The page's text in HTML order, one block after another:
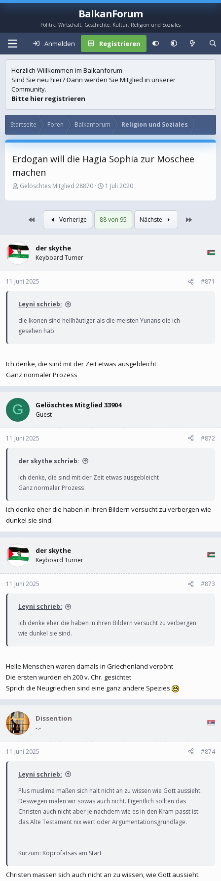
BalkanForum
Politik, Wirtschaft, Geschichte, Kultur, Religion und Soziales
Anmelden Registrieren
Herzlich Willkommen im Balkanforum
Sind Sie neu hier? Dann werden Sie Mitglied in unserer
Community.
Bitte hier registrieren
Startseite Foren Balkanforum Religion und Soziales
Erdogan will die Hagia Sophia zur Moschee
machen
E
s
e
r
Gelöschtes Mitglied 28870
E
s
t
e
l
1 Juli 2020
Vorherige 88 von 95 Nächste
der skythe
Keyboard Turner
11 Juni 2025 #871
Leyni schrieb:
die Ikonen sind hellhäutiger als die meisten Yunans die ich
gesehen hab.
Ich denke, die sind mit der Zeit etwas ausgebleicht
Ganz normaler Prozess
G Gelöschtes Mitglied 33904
Guest
11 Juni 2025 #872
der skythe schrieb:
Ich denke, die sind mit der Zeit etwas ausgebleicht
Ganz normaler Prozess
Ich denke eher die haben in ihren Bildern versucht zu verbergen wie
dunkel sie sind.
der skythe
Keyboard Turner
11 Juni 2025 #873
Leyni schrieb:
Ich denke eher die haben in ihren Bildern versucht zu verbergen
wie dunkel sie sind.
Helle Menschen waren damals in Griechenland verpönt
Die ersten wurden eh 200 v. Chr. gesichtet
Sprich die Neugriechen sind eine ganz andere Spezies
Dissention
-.-
11 Juni 2025 #874
Leyni schrieb:
Plus muslime maßen sich halt nicht an zu wissen wie Gott aussieht.
Deswegen malen wir sowas auch nicht. Eigentlich sollten das
Christen auch nicht aber je nachdem wie es in den Kram passt ist
das Alte Testament nix wert oder Argumentationsgrundlage.
Kurzum: Koprofatsas am Start
Christen massen sich auch nicht an zu wissen, wie Gott aussieht.